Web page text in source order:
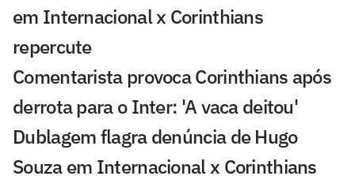
em Internacional x Corinthians
repercute
Comentarista provoca Corinthians após
derrota para o Inter: 'A vaca deitou'
Dublagem flagra denúncia de Hugo
Souza em Internacional x Corinthians